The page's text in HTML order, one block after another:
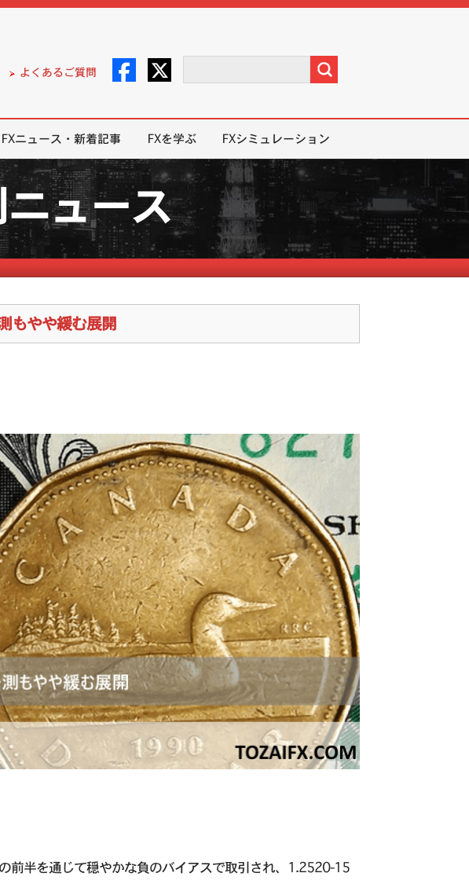
よくあるご質問
FXニュース・新着記事 FXを学ぶ FXシミュレーション
ュース
もやや緩む展開
前半を通じて穏やかな負のバイアスで取引され、1.2520-15